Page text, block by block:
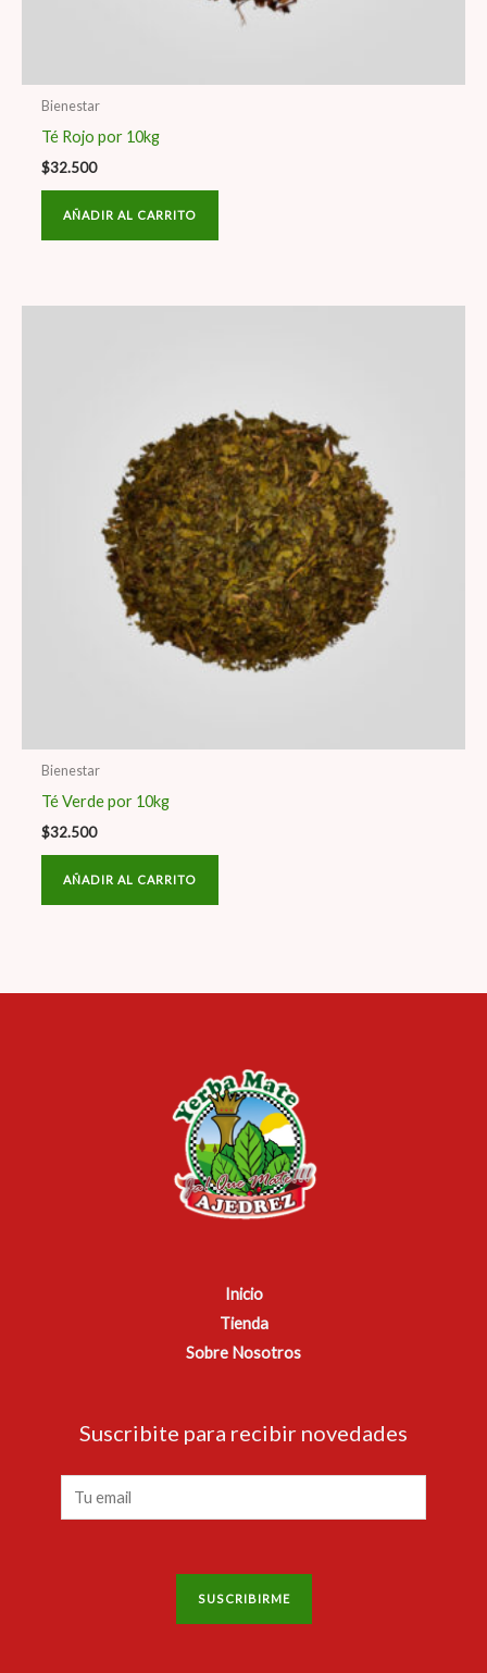
Bienestar
Té Rojo por 10kg
$32.500
AÑADIR AL CARRITO
Bienestar
Té Verde por 10kg
$32.500
AÑADIR AL CARRITO
Inicio
Tienda
Sobre Nosotros
Suscribite para recibir novedades
m
SUSCRIBIRME